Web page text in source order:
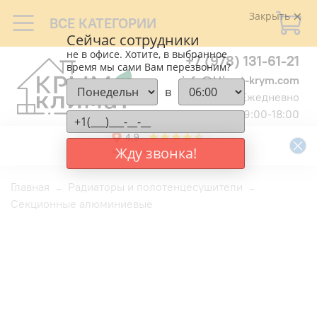
ВСЕ КАТЕГОРИИ
+7 (978) 131-61-21
info@klimat-krym.com
Ежедневно
9:00-18:00
Главная
Радиаторы и полотенцесушители
Секционные алюминиевые
Закрыть
Сейчас сотрудники
не в офисе. Хотите, в выбранное
время мы сами Вам перезвоним?
в
Жду звонка!